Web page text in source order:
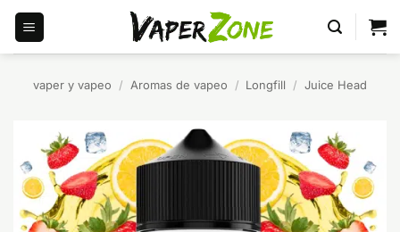
Saltar
contenido
vaper y vapeo / Aromas de vapeo / Longfill / Juice Head